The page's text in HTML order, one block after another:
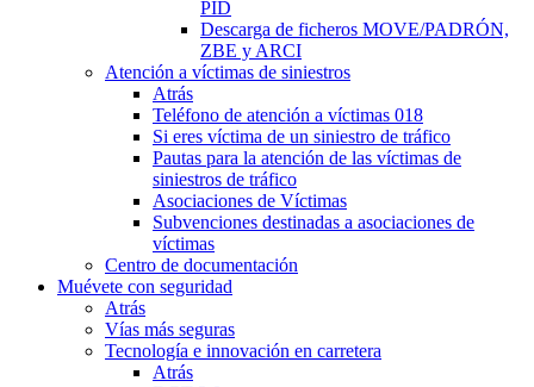
PID
Descarga de ficheros MOVE/PADRÓN,
ZBE y ARCI
Atención a víctimas de siniestros
Atrás
Teléfono de atención a víctimas 018
Si eres víctima de un siniestro de tráfico
Pautas para la atención de las víctimas de
siniestros de tráfico
Asociaciones de Víctimas
Subvenciones destinadas a asociaciones de
víctimas
Centro de documentación
Muévete con seguridad
Atrás
Vías más seguras
Tecnología e innovación en carretera
Atrás